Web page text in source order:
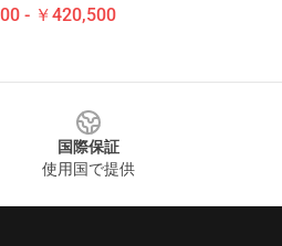
- ￥420,500
国際保証
使用国で提供